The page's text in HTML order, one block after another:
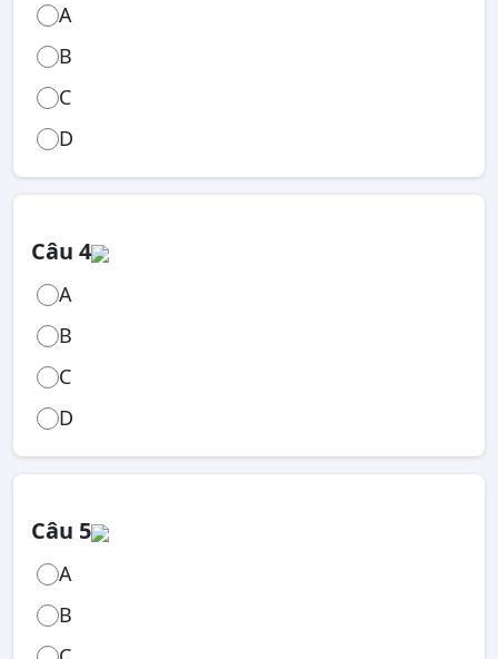
A
B
C
D
Câu 4
A
B
C
D
Câu 5
A
B